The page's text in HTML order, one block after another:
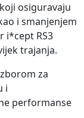
osiguravaju
i smanjenjem
i*cept RS3
trajanja.
za
i
performanse